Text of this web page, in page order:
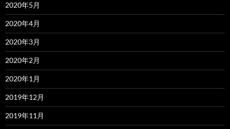
2020年5月
2020年4月
2020年3月
2020年2月
2020年1月
2019年12月
2019年11月